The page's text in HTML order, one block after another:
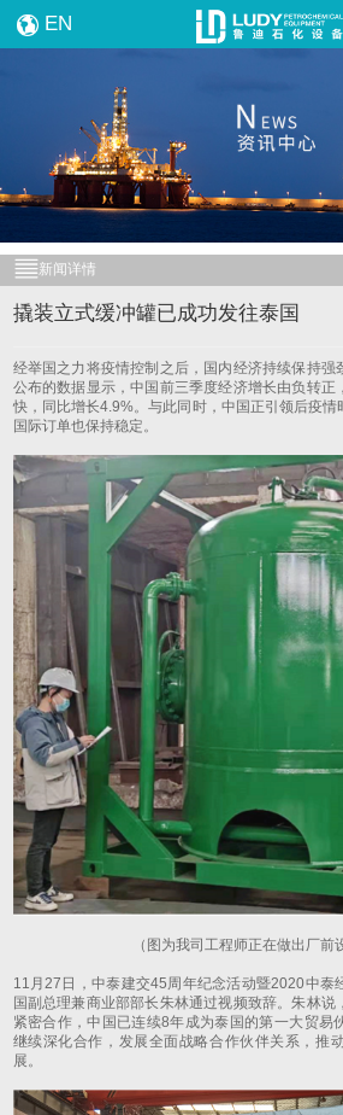
EN
新闻详情
撬装立式缓冲罐已成功发往泰国
经举国之力将疫情控制之后，国内经济持续保持强
公布的数据显示，中国前三季度经济增长由负转正
快，同比增长4.9%。与此同时，中国正引领后疫
国际订单也保持稳定。
（图为我司工程师正在做出厂前
11月27日，中泰建交45周年纪念活动暨2020中泰
国副总理兼商业部部长朱林通过视频致辞。朱林
紧密合作，中国已连续8年成为泰国的第一大贸易
继续深化合作，发展全面战略合作伙伴关系，推
展。